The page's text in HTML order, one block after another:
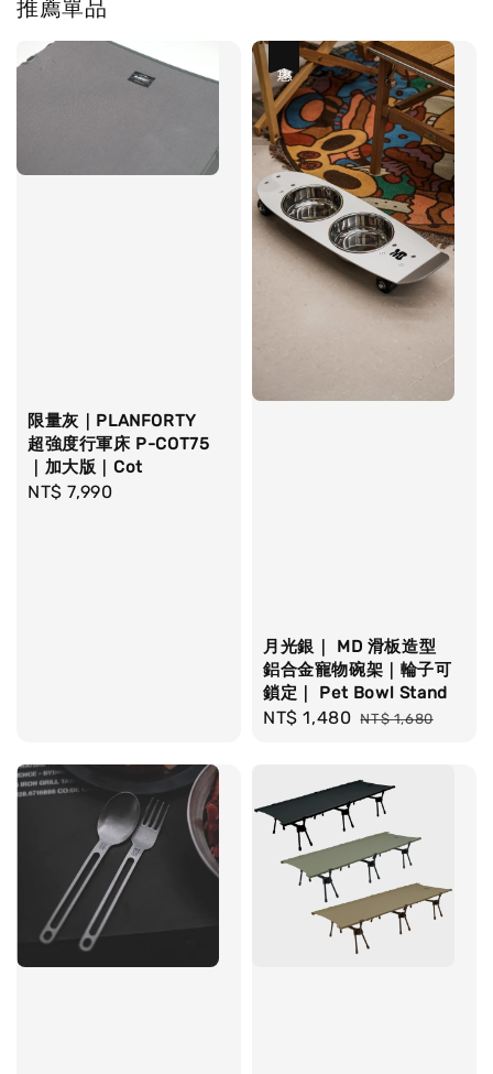
推薦單品
限量灰｜PLANFORTY
超強度行軍床 P-COT75
｜加大版｜Cot
Regular
NT$ 7,990
月光銀｜ MD 滑板造型
鋁合金寵物碗架｜輪子可
鎖定｜ Pet Bowl Stand
Sale
NT$ 1,480 Regular
NT$ 1,680